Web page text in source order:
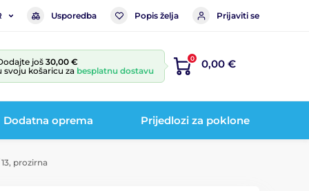
Usporedba Popis želja Prijaviti se
još30,00 €
svoju košaricu za besplatnu dostavu
0 0,00 €
Dodatna oprema Prijedlozi za poklone
prozirna